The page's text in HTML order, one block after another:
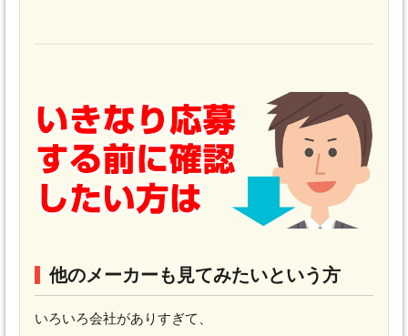
他のメーカーも見てみたいという方
いろいろ会社がありすぎて、